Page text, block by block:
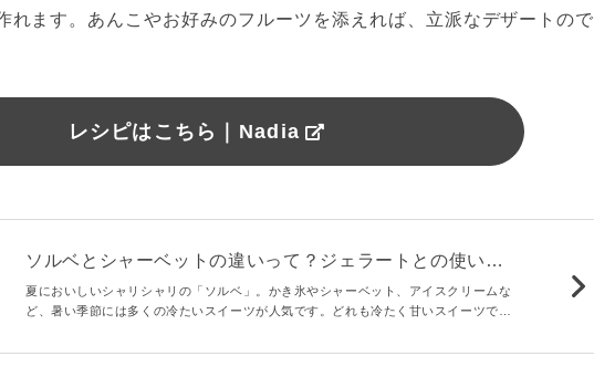
れます。あんこやお好みのフルーツを添えれば、立派なデザートので
レシピはこちら｜Nadia
ソルベとシャーベットの違いって？ジェラートとの使い分
けも気になる！
夏においしいシャリシャリの「ソルベ」。かき氷やシャーベット、アイスクリームな
ど、暑い季節には多くの冷たいスイーツが人気です。どれも冷たく甘いスイーツです
でしょう？